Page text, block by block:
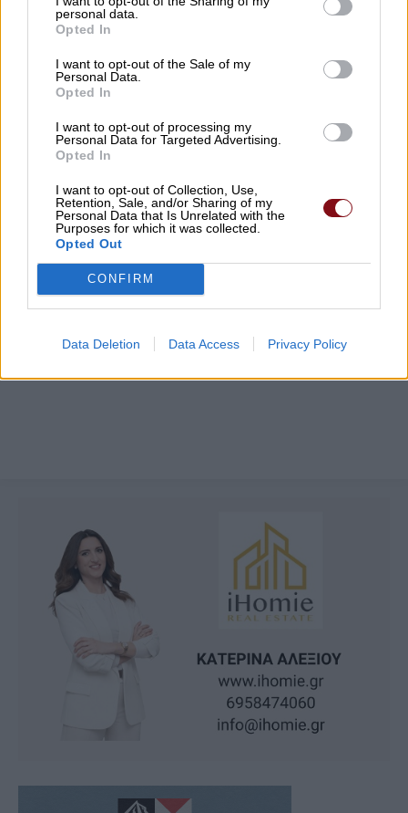
personal data.
Opted In
I want to opt-out of the Sale of my
Personal Data.
Opted In
I want to opt-out of processing my
Personal Data for Targeted Advertising.
Opted In
I want to opt-out of Collection, Use,
Retention, Sale, and/or Sharing of my
Personal Data that Is Unrelated with the
Purposes for which it was collected.
Opted Out
CONFIRM
Data Deletion Data Access Privacy Policy
Παραγωγός προσέφερε 2 τόνους
καρπούζια στο Κοινωνικό Παντοπωλείο
06/08/2026 , 23:14
Τα υπερηχητικά αεροπλάνα επιστρέφουν
δεκαετίες μετά το Concorde
Χρ. Καπετάνος: Τιμή στη μεγάλη γιορτή
της Ορθοδοξίας και στις Ένοπλες
Δυνάμεις
06/08/2026 , 21:54
Δείτε εδώ όλα τα νέα